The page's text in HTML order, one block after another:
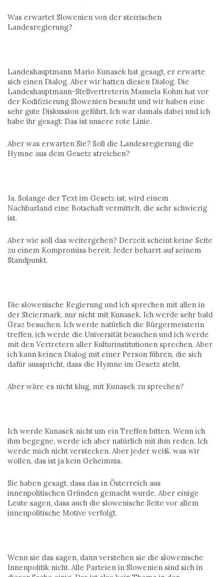
Was erwartet Slowenien von der steirischen
Landesregierung?
Landeshauptmann Mario Kunasek hat gesagt, er erwarte
sich einen Dialog. Aber wir hatten diesen Dialog. Die
Landeshauptmann-Stellvertreterin Manuela Kohm hat vor
der Kodifizierung Slowenien besucht und wir haben eine
sehr gute Diskussion geführt. Ich war damals dabei und ich
habe ihr gesagt: Das ist unsere rote Linie.
Aber was erwarten Sie? Soll die Landesregierung die
Hymne aus dem Gesetz streichen?
Ja. Solange der Text im Gesetz ist, wird einem
Nachbarland eine Botschaft vermittelt, die sehr schwierig
ist.
Aber wie soll das weitergehen? Derzeit scheint keine Seite
zu einem Kompromiss bereit. Jeder beharrt auf seinem
Standpunkt.
Die slowenische Regierung und ich sprechen mit allen in
der Steiermark, nur nicht mit Kunasek. Ich werde sehr bald
Graz besuchen. Ich werde natürlich die Bürgermeisterin
treffen, ich werde die Universität besuchen und ich werde
mit den Vertretern aller Kulturinstitutionen sprechen. Aber
ich kann keinen Dialog mit einer Person führen, die sich
dafür ausspricht, dass die Hymne im Gesetz steht.
Aber wäre es nicht klug, mit Kunasek zu sprechen?
Ich werde Kunasek nicht um ein Treffen bitten. Wenn ich
ihm begegne, werde ich aber natürlich mit ihm reden. Ich
werde mich nicht verstecken. Aber jeder weiß, was wir
wollen, das ist ja kein Geheimnis.
Sie haben gesagt, dass das in Österreich aus
innenpolitischen Gründen gemacht wurde. Aber einige
Leute sagen, dass auch die slowenische Seite vor allem
innenpolitische Motive verfolgt.
Wenn sie das sagen, dann verstehen sie die slowenische
Innenpolitik nicht. Alle Parteien in Slowenien sind sich in